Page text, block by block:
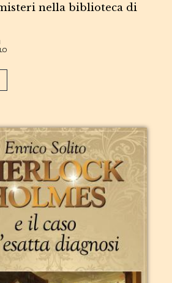
nella biblioteca di